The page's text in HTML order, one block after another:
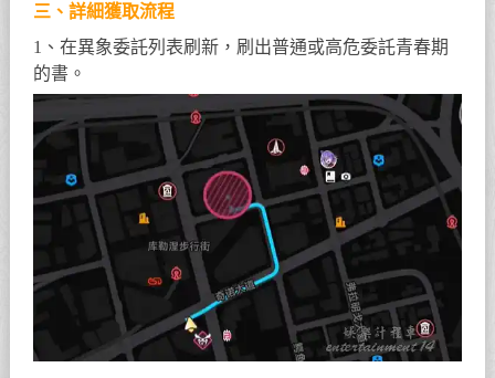
三、詳細獲取流程
1、在異象委託列表刷新，刷出普通或高危委託青春期
的書。